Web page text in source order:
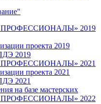
2019
проекта 2019
2019
2021
проекта 2021
2021
на базе мастерских
2022